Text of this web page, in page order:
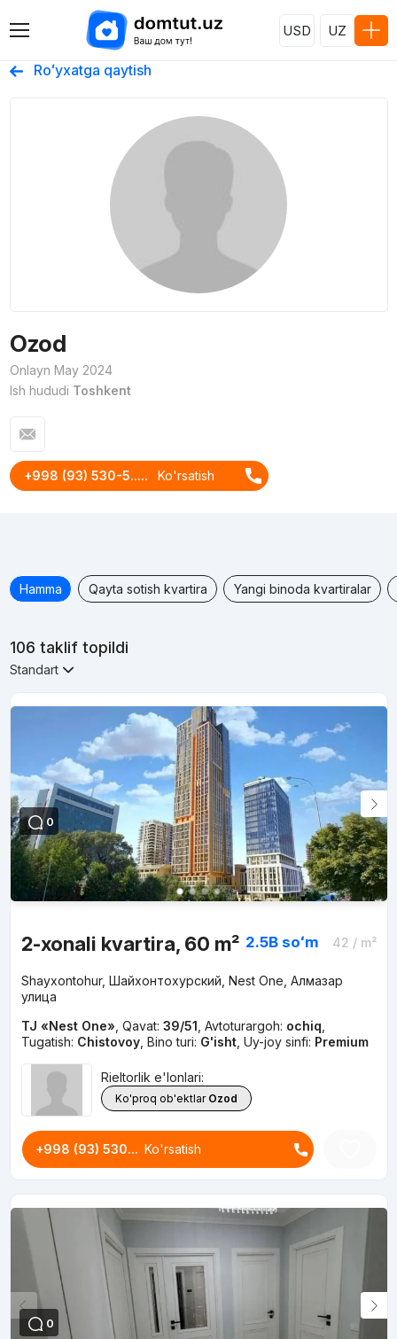
USD UZ
Roʻyxatga qaytish
Ozod
Onlayn May 2024
Ish hududi Toshkent
+998 (93) 530-5..... Ko'rsatish
Hamma Qayta sotish kvartira Yangi binoda kvartiralar
106 taklif topildi
Standart
0
2-xonali kvartira, 60 m² 2.5B soʻm 42 / m²
Shayxontohur, Шайхонтохурский, Nest One, Алмазар
улица
TJ «Nest One» Qavat: 39/51 Avtoturargoh: ochiq
Tugatish: Chistovoy, Bino turi: G'isht, Uy-joy sinfi: Premium
Rieltorlik e'lonlari:
Ko'proq ob'ektlar Ozod
+998 (93) 530... Ko'rsatish
0